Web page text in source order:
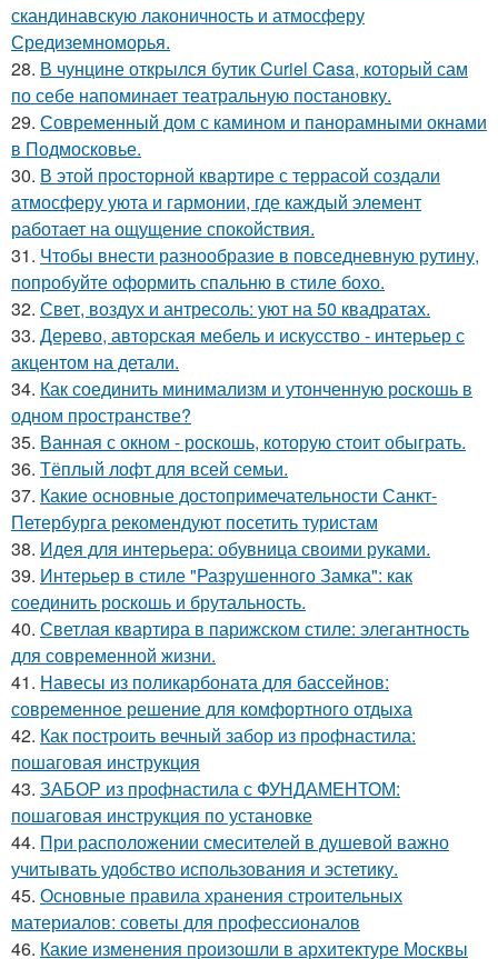
скандинавскую лаконичность и атмосферу
Средиземноморья.
28. В чунцине открылся бутик Curiel Casa, который сам
по себе напоминает театральную постановку.
29. Современный дом с камином и панорамными окнами
в Подмосковье.
30. В этой просторной квартире с террасой создали
атмосферу уюта и гармонии, где каждый элемент
работает на ощущение спокойствия.
31. Чтобы внести разнообразие в повседневную рутину,
попробуйте оформить спальню в стиле бохо.
32. Свет, воздух и антресоль: уют на 50 квадратах.
33. Дерево, авторская мебель и искусство - интерьер с
акцентом на детали.
34. Как соединить минимализм и утонченную роскошь в
одном пространстве?
35. Ванная с окном - роскошь, которую стоит обыграть.
36. Тёплый лофт для всей семьи.
37. Какие основные достопримечательности Санкт-
Петербурга рекомендуют посетить туристам
38. Идея для интерьера: обувница своими руками.
39. Интерьер в стиле "Разрушенного Замка": как
соединить роскошь и брутальность.
40. Светлая квартира в парижском стиле: элегантность
для современной жизни.
41. Навесы из поликарбоната для бассейнов:
современное решение для комфортного отдыха
42. Как построить вечный забор из профнастила:
пошаговая инструкция
43. ЗАБОР из профнастила с ФУНДАМЕНТОМ:
пошаговая инструкция по установке
44. При расположении смесителей в душевой важно
учитывать удобство использования и эстетику.
45. Основные правила хранения строительных
материалов: советы для профессионалов
46. Какие изменения произошли в архитектуре Москвы